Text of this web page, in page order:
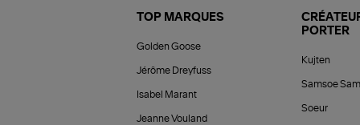
TOP MARQUES
Golden Goose
Jérôme Dreyfuss
Isabel Marant
Jeanne Vouland
PORTER
Kujten
Samsoe
Soeur